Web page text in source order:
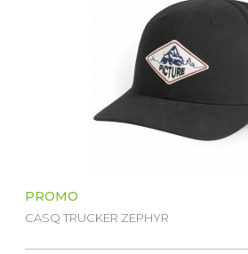
PROMO
CASQ TRUCKER ZEPHYR